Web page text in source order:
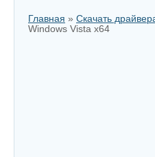
Главная » Скачать
Windows Vista x64